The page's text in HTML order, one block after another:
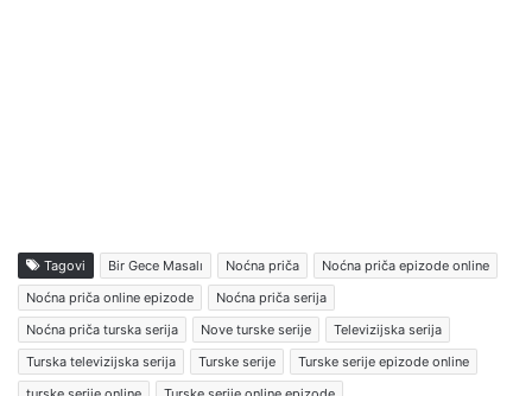
Tagovi Bir Gece Masalı Noćna priča
Noćna priča epizode online
Noćna priča online epizode
Noćna priča serija
Noćna priča turska serija
Nove turske serije
Televizijska serija
Turska televizijska serija
Turske serije
Turske serije epizode online